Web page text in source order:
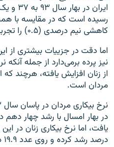
کاهشی نیم درصدی (۰.۵) را تجربه کرده است.
اما دقت در جزییات بیشتری از
نیز پرده برمی‌دارد از جمله آنکه
از زنان افزایش‌ یافته، هرچند که
مردان است.
یافت، اما نرخ بیکاری زنان در
درصد رشد کرده و روی عدد ۱۹.۹ درصد، آرام گرفت.